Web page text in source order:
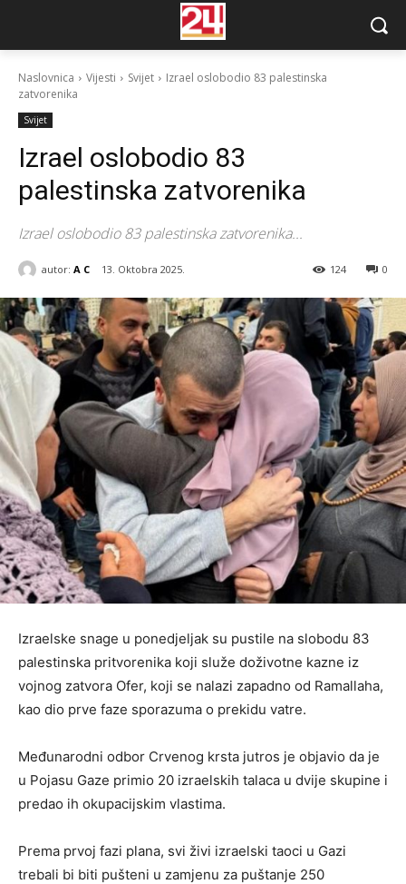
Naslovnica Vijesti Svijet
Izrael oslobodio 83 palestinska
zatvorenika
Svijet
Izrael oslobodio 83
palestinska zatvorenika
Izrael oslobodio 83 palestinska zatvorenika...
autor: A C 13. Oktobra 2025. 0
124
Izraelske snage u ponedjeljak su pustile na slobodu 83
palestinska pritvorenika koji služe doživotne kazne iz
vojnog zatvora Ofer, koji se nalazi zapadno od Ramallaha,
kao dio prve faze sporazuma o prekidu vatre.
Međunarodni odbor Crvenog krsta jutros je objavio da je
u Pojasu Gaze primio 20 izraelskih talaca u dvije skupine i
predao ih okupacijskim vlastima.
Prema prvoj fazi plana, svi živi izraelski taoci u Gazi
trebali bi biti pušteni u zamjenu za puštanje 250